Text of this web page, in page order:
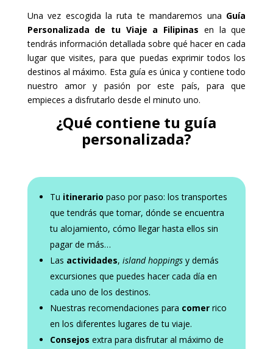
Una vez escogida la ruta te mandaremos una Guía
Personalizada de tu Viaje a Filipinas en la que
tendrás información detallada sobre qué hacer en cada
lugar que visites, para que puedas exprimir todos los
destinos al máximo. Esta guía es única y contiene todo
nuestro amor y pasión por este país, para que
empieces a disfrutarlo desde el minuto uno.
¿Qué contiene tu guía
personalizada?
Tu itinerario paso por paso: los transportes
que tendrás que tomar, dónde se encuentra
tu alojamiento, cómo llegar hasta ellos sin
pagar de más…
Las actividades, island hoppingsy demás
excursiones que puedes hacer cada día en
cada uno de los destinos.
Nuestras recomendaciones para comerrico
en los diferentes lugares de tu viaje.
Consejos extra para disfrutar al máximo de